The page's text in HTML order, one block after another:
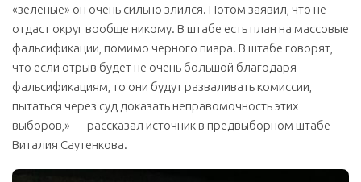
«зеленые» он очень сильно злился. Потом заявил, что не
отдаст округ вообще никому. В штабе есть план на массовые
фальсификации, помимо черного пиара. В штабе говорят,
что если отрыв будет не очень большой благодаря
фальсификациям, то они будут разваливать комиссии,
пытаться через суд доказать неправомочность этих
выборов,» — рассказал источник в предвыборном штабе
Виталия Саутенкова.